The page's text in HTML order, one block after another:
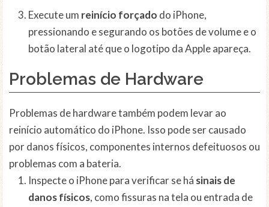
Execute um reinício forçado do iPhone,
pressionando e segurando os botões de volume e o
botão lateral até que o logotipo da Apple apareça.
Problemas de Hardware
Problemas de hardware também podem levar ao
reinício automático do iPhone. Isso pode ser causado
por danos físicos, componentes internos defeituosos ou
problemas com a bateria.
Inspecte o iPhone para verificar se há sinais de
danos físicos, como fissuras na tela ou entrada de